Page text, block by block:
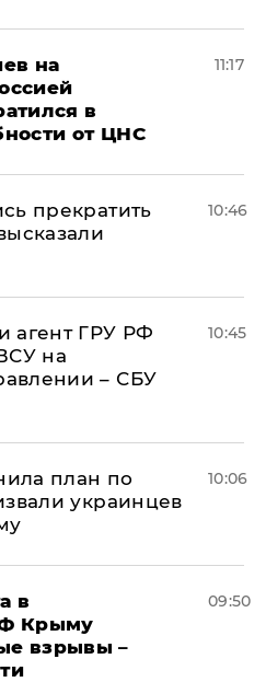
на
в
от ЦНС
11:17
прекратить
10:46
агент ГРУ РФ
на
– СБУ
10:45
план по
украинцев
10:06
в
Крыму
взрывы –
09:50